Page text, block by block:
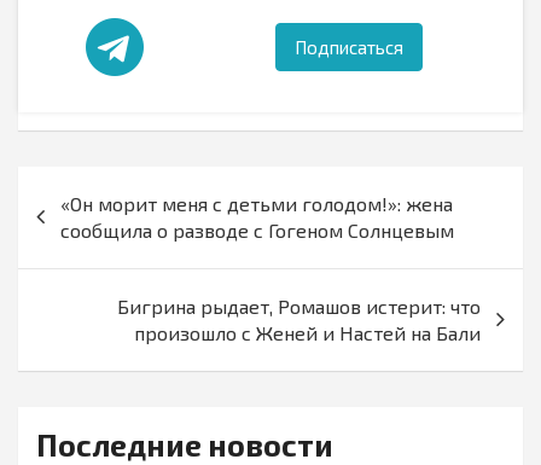
Подписаться
по
записям
«Он морит меня с детьми голодом!»: жена
сообщила о разводе с Гогеном Солнцевым
Бигрина рыдает, Ромашов истерит: что
произошло с Женей и Настей на Бали
Последние новости